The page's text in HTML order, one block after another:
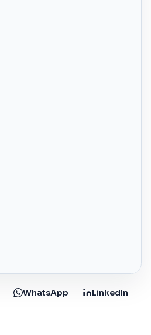
WhatsApp
LinkedIn